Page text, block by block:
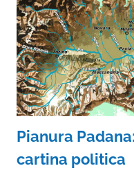
Pianura
cartina politica